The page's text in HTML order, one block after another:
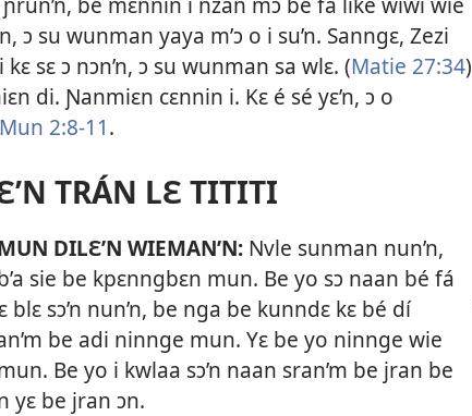
ɔ su wunman yaya m’ɔ o i su’n. Sanngɛ, Zezi
sɛ ɔ nɔn’n, ɔ su wunman sa wlɛ. (Matie 27:34)
di. Ɲanmiɛn cɛnnin i. Kɛ é sé yɛ’n, ɔ o
2:8-11.
TRÁN LƐ TITITI
DILƐ’N WIEMAN’N: Nvle sunman nun’n,
sie be kpɛnngbɛn mun. Be yo sɔ naan bé fá
blɛ sɔ’n nun’n, be nga be kunndɛ kɛ bé dí
be adi ninnge mun. Yɛ be yo ninnge wie
Be yo i kwlaa sɔ’n naan sran’m be jran be
yɛ be jran ɔn.